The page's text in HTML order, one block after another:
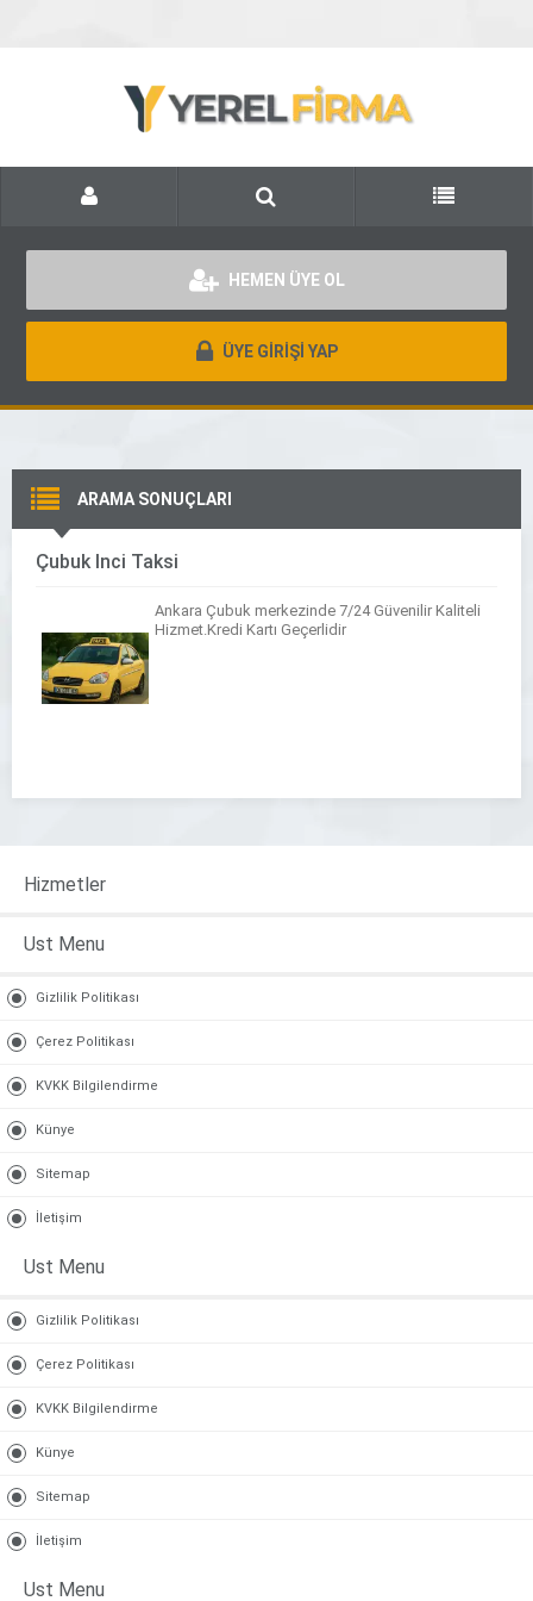
HEMEN ÜYE OL
ÜYE GİRİŞİ YAP
ARAMA SONUÇLARI
Çubuk İnci Taksi
Ankara Çubuk merkezinde 7/24 Güvenilir Kaliteli
Hizmet.Kredi Kartı Geçerlidir
Hizmetler
Ust Menu
Gizlilik Politikası
Çerez Politikası
KVKK Bilgilendirme
Künye
Sitemap
İletişim
Ust Menu
Gizlilik Politikası
Çerez Politikası
KVKK Bilgilendirme
Künye
Sitemap
İletişim
Ust Menu